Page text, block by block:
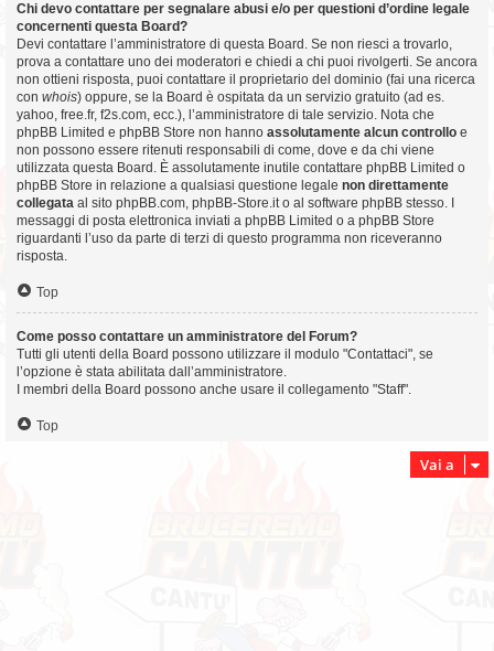
Chi devo contattare per segnalare abusi e/o per questioni d’ordine legale
concernenti questa Board?
Devi contattare l’amministratore di questa Board. Se non riesci a trovarlo,
prova a contattare uno dei moderatori e chiedi a chi puoi rivolgerti. Se ancora
non ottieni risposta, puoi contattare il proprietario del dominio (fai una ricerca
con whois) oppure, se la Board è ospitata da un servizio gratuito (ad es.
yahoo, free.fr, f2s.com, ecc.), l’amministratore di tale servizio. Nota che
phpBB Limited e phpBB Store non hanno assolutamente alcun controllo e
non possono essere ritenuti responsabili di come, dove e da chi viene
utilizzata questa Board. È assolutamente inutile contattare phpBB Limited o
phpBB Store in relazione a qualsiasi questione legale non direttamente
collegata al sito phpBB.com, phpBB-Store.it o al software phpBB stesso. I
messaggi di posta elettronica inviati a phpBB Limited o a phpBB Store
riguardanti l’uso da parte di terzi di questo programma non riceveranno
risposta.
Top
Come posso contattare un amministratore del Forum?
Tutti gli utenti della Board possono utilizzare il modulo "Contattaci", se
l’opzione è stata abilitata dall’amministratore.
I membri della Board possono anche usare il collegamento "Staff".
Top
Vai a